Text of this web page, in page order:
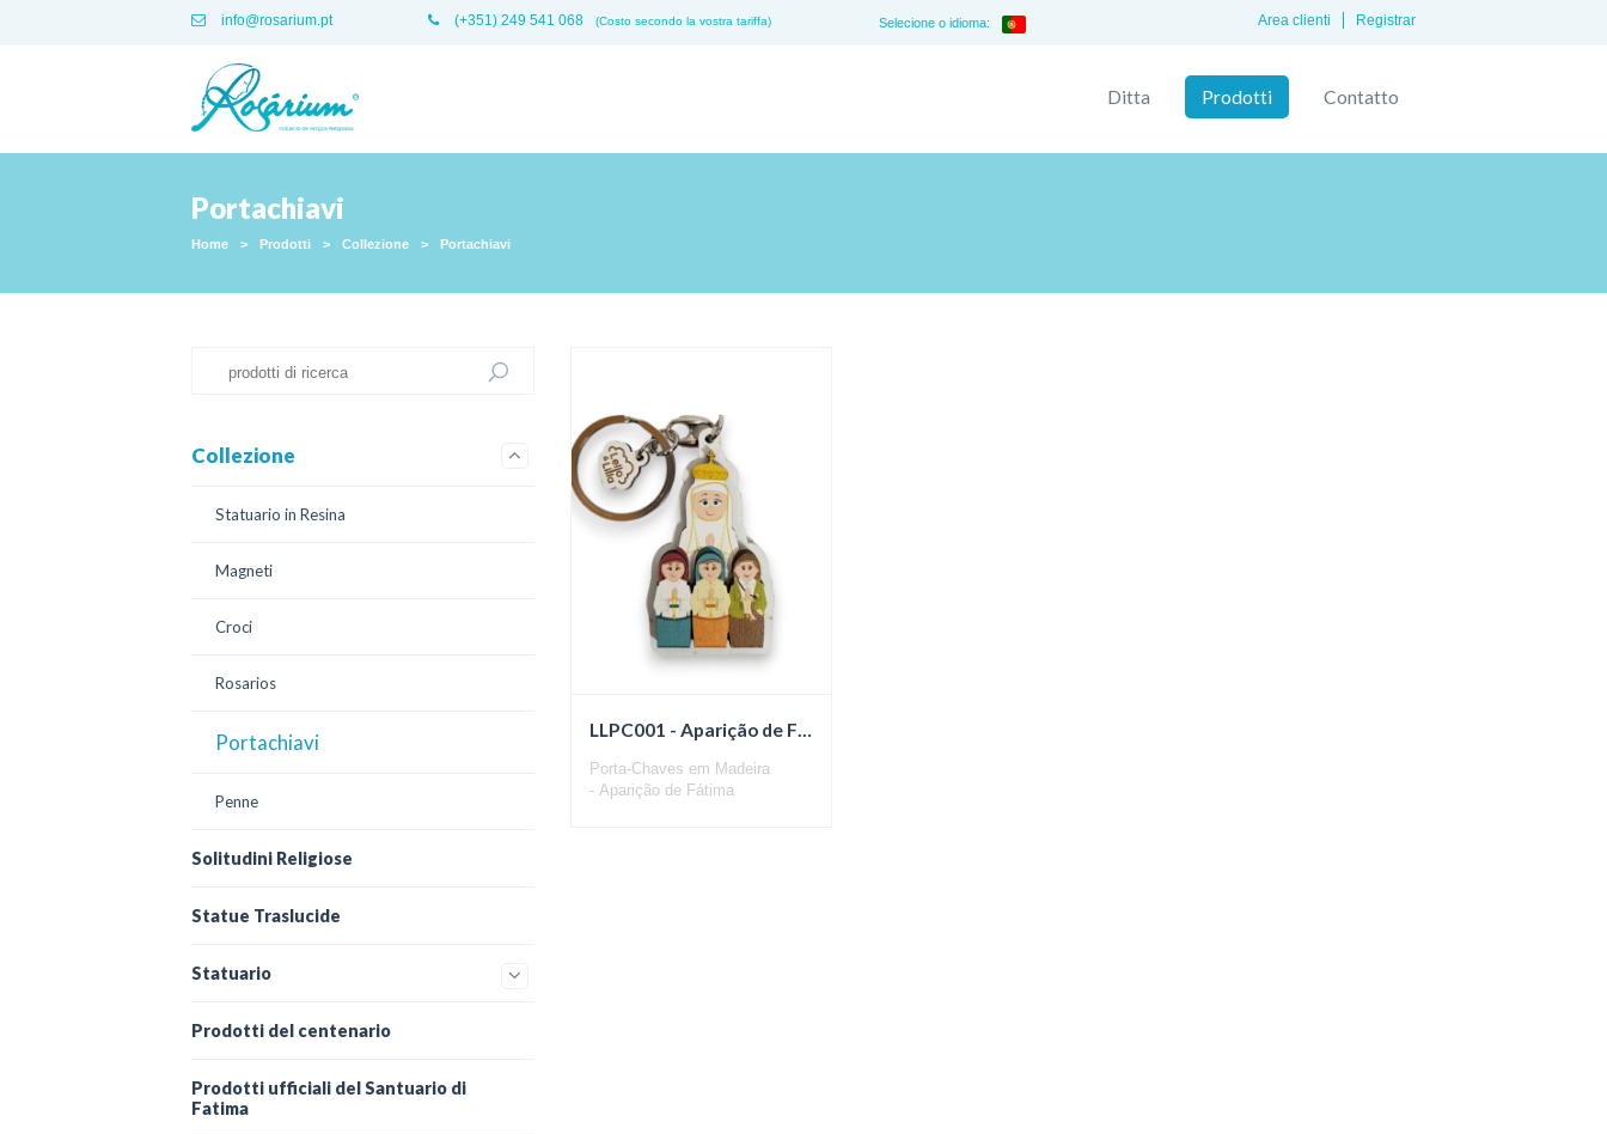
info@rosarium.pt (+351) 249 541 068 (Costo secondo la vostra tariffa) Selecione o idioma: Registrar
Area clienti
Ditta Prodotti Contatto
Portachiavi
Home > Prodotti > Collezione > Portachiavi
LLPC001 - Aparição de Fátima
Porta-Chaves em Madeira
- Aparição de Fátima
Collezione
Statuario in Resina
Magneti
Croci
Rosarios
Portachiavi
Penne
Solitudini Religiose
Statue Traslucide
Statuario
Prodotti del centenario
Prodotti ufficiali del Santuario di
Fatima